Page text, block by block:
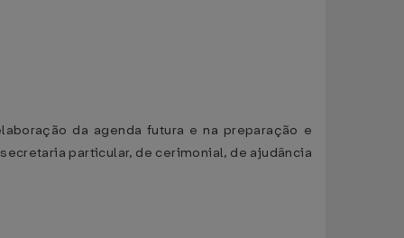
da agenda futura e na preparação e
particular, de cerimonial, de ajudância